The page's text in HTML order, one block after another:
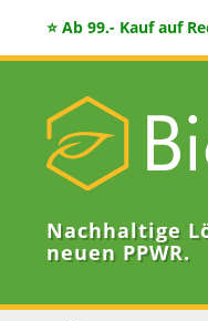
⭐ Ab 99.- Kauf auf
Nachhaltige
neuen PPWR.